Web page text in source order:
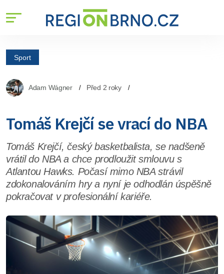
Sport
Adam Wágner Před 2 roky
Tomáš Krejčí se vrací do NBA
Tomáš Krejčí, český basketbalista, se nadšeně
vrátil do NBA a chce prodloužit smlouvu s
Atlantou Hawks. Počasí mimo NBA strávil
zdokonalováním hry a nyní je odhodlán úspěšně
pokračovat v profesionální kariéře.